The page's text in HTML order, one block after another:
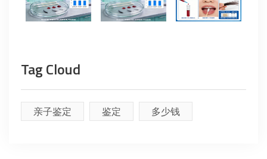
Tag Cloud
亲子鉴定 鉴定 多少钱